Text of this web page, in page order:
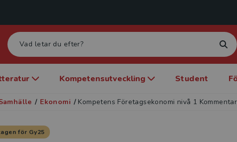
Kompetensutveckling Student
/ Ekonomi / Kompetens Företagsekonomi nivå 1
för Gy25